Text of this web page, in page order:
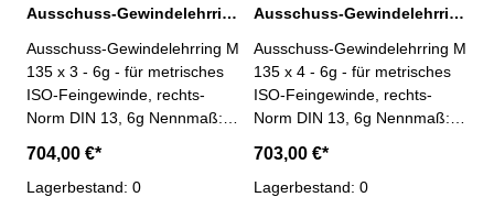
Ausschuss-Gewindelehrring M 135 x 3 - 6g DIN 13
Ausschuss-Gewindelehrring M
135 x 3 - 6g - für metrisches
ISO-Feingewinde, rechts-
Norm DIN 13, 6g Nennmaß: M
704,00 €*
Lagerbestand: 0
Ausschuss-Gewindelehrring M 135 x 4 - 6g DIN 13
Ausschuss-Gewindelehrring M
135 x 4 - 6g - für metrisches
ISO-Feingewinde, rechts-
Norm DIN 13, 6g Nennmaß: M
703,00 €*
Lagerbestand: 0